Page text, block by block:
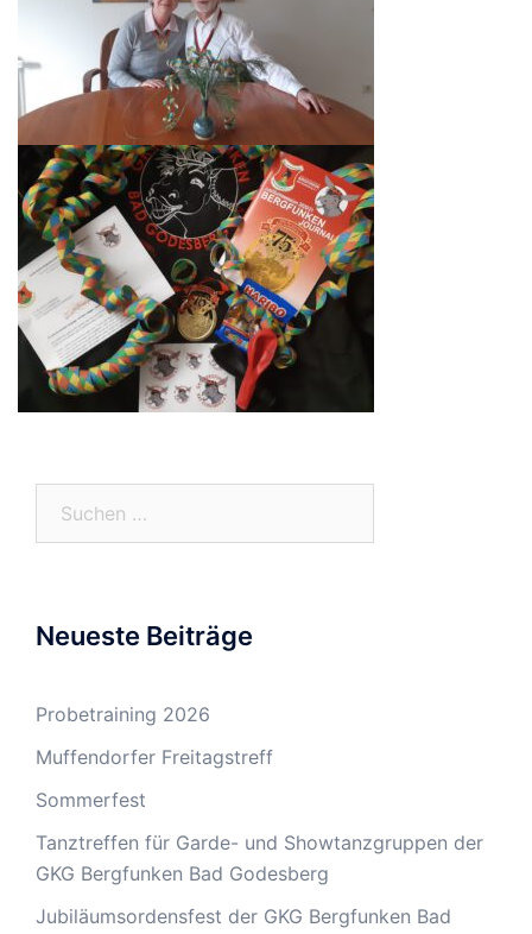
Neueste Beiträge
Probetraining 2026
Muffendorfer Freitagstreff
Sommerfest
Tanztreffen für Garde- und Showtanzgruppen der
GKG Bergfunken Bad Godesberg
Jubiläumsordensfest der GKG Bergfunken Bad